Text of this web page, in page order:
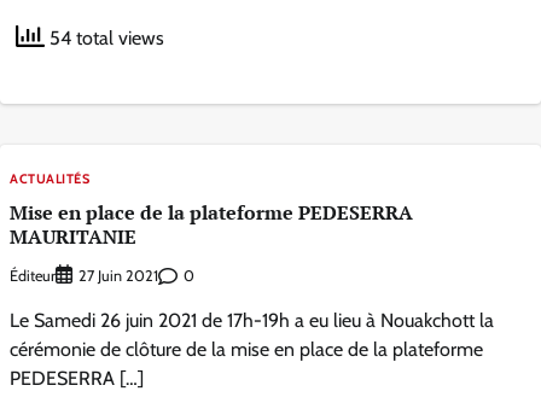
54 total views
ACTUALITÉS
Mise en place de la plateforme PEDESERRA
MAURITANIE
Éditeur 27 Juin 2021 0
Le Samedi 26 juin 2021 de 17h-19h a eu lieu à Nouakchott la
cérémonie de clôture de la mise en place de la plateforme
PEDESERRA […]